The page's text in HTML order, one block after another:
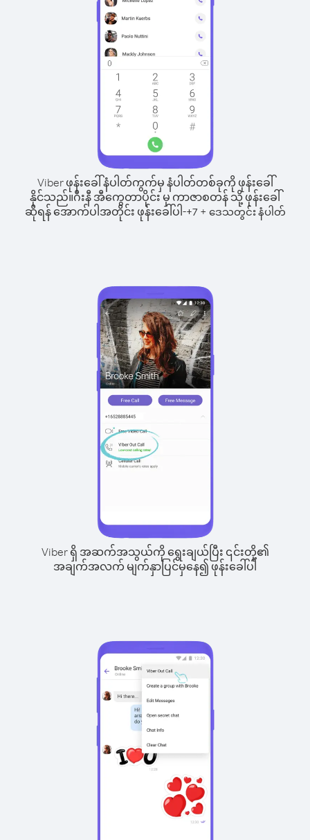
Viber ဖုန်းခေါ်နံပါတ်ကွက်မှ နံပါတ်တစ်ခုကို ဖုန်းခေါ်
နိုင်သည်။ဂီးနီ အီကွေတာပိုင်း မှ ကာဇာစတန် သို့ ဖုန်းခေါ်
ဆိုရန် အောက်ပါအတိုင်း ဖုန်းခေါ်ပါ-+7+ ဒေသတွင်း နံပါတ်
Viber ရှိ အဆက်အသွယ်ကို ရွေးချယ်ပြီး ၎င်းတို့၏
အချက်အလက် မျက်နှာပြင်မှနေ၍ ဖုန်းခေါ်ပါ